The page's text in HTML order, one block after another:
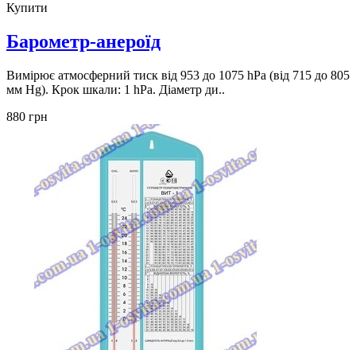
Купити
Барометр-анероїд
Вимірює атмосферний тиск від 953 до 1075 hPa (від 715 до 805
мм Hg). Крок шкали: 1 hPa. Діаметр ди..
880 грн